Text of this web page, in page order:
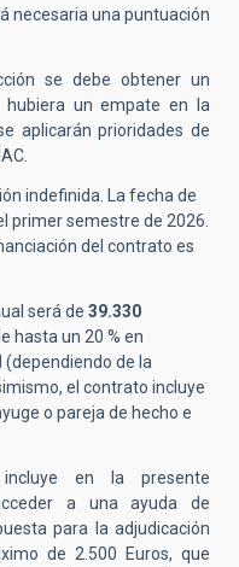
necesaria una puntuación
se debe obtener un
un empate en la
aplicarán prioridades de
indefinida. La fecha de
primer semestre de 2026.
del contrato es
será de 39.330
hasta un 20 % en
(dependiendo de la
el contrato incluye
o pareja de hecho e
en la presente
a una ayuda de
para la adjudicación
de 2.500 Euros, que